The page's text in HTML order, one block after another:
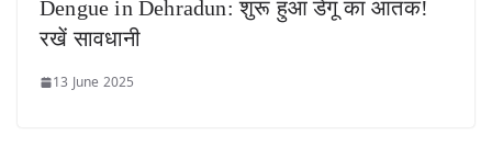
Dengue in Dehradun: शुरू हुआ डेंगू का आतंक!
रखें सावधानी
13 June 2025